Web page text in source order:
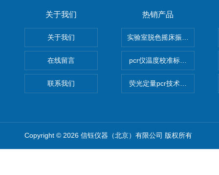
关于我们
关于我们
在线留言
联系我们
热销产品
实验室脱色摇床振荡器
pcr仪温度校准标定设备
荧光定量pcr技术定制化服务
Copyright © 2026 信钰仪器（北京）有限公司 版权所有